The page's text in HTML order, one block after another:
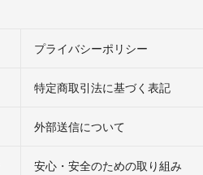
プライバシーポリシー
特定商取引法に基づく表記
外部送信について
安心・安全のための取り組み